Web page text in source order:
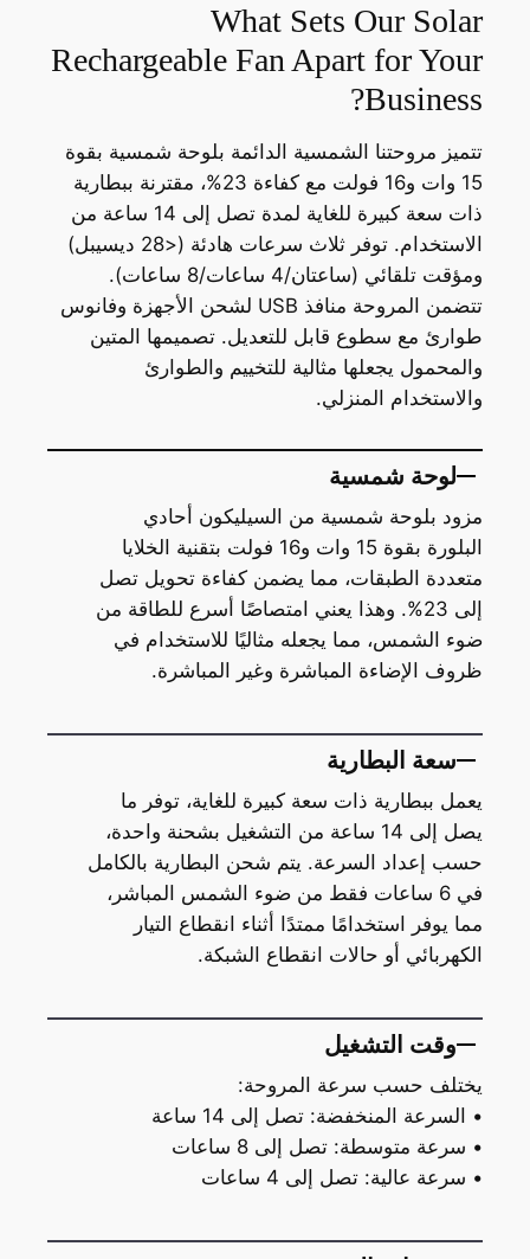
What Sets Our Solar
Rechargeable Fan Apart for Your
Business?
تتميز مروحتنا الشمسية الدائمة بلوحة شمسية بقوة
15 وات و16 فولت مع كفاءة 23%، مقترنة ببطارية
ذات سعة كبيرة للغاية لمدة تصل إلى 14 ساعة من
الاستخدام. توفر ثلاث سرعات هادئة (<28 ديسيبل)
ومؤقت تلقائي (ساعتان/4 ساعات/8 ساعات).
تتضمن المروحة منافذ USB لشحن الأجهزة وفانوس
طوارئ مع سطوع قابل للتعديل. تصميمها المتين
والمحمول يجعلها مثالية للتخييم والطوارئ
والاستخدام المنزلي.
لوحة شمسية
مزود بلوحة شمسية من السيليكون أحادي
البلورة بقوة 15 وات و16 فولت بتقنية الخلايا
متعددة الطبقات، مما يضمن كفاءة تحويل تصل
إلى 23%. وهذا يعني امتصاصًا أسرع للطاقة من
ضوء الشمس، مما يجعله مثاليًا للاستخدام في
ظروف الإضاءة المباشرة وغير المباشرة.
سعة البطارية
يعمل ببطارية ذات سعة كبيرة للغاية، توفر ما
يصل إلى 14 ساعة من التشغيل بشحنة واحدة،
حسب إعداد السرعة. يتم شحن البطارية بالكامل
في 6 ساعات فقط من ضوء الشمس المباشر،
مما يوفر استخدامًا ممتدًا أثناء انقطاع التيار
الكهربائي أو حالات انقطاع الشبكة.
وقت التشغيل
يختلف حسب سرعة المروحة:
• السرعة المنخفضة: تصل إلى 14 ساعة
• سرعة متوسطة: تصل إلى 8 ساعات
• سرعة عالية: تصل إلى 4 ساعات